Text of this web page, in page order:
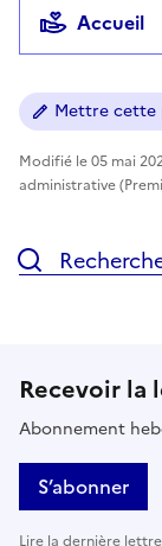
Accueil
Mettre cette
Modifié le 05 mai
administrative
Recevoir la
Abonnement
S’abonner
Lire la dernière lettre